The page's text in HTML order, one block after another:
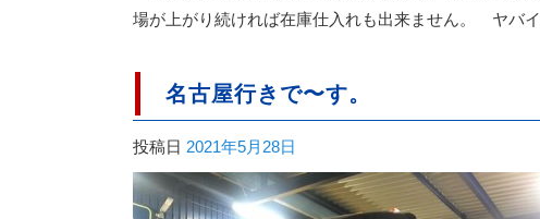
場が上がり続ければ在庫仕入れも出来ません。 ヤバイ
名古屋行きで〜す。
投稿日 2021年5月28日